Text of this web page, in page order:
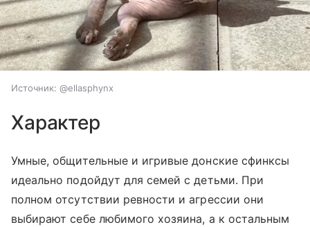
Источник: @ellasphynx
Характер
Умные, общительные и игривые донские сфинксы
идеально подойдут для семей с детьми. При
полном отсутствии ревности и агрессии они
выбирают себе любимого хозяина, а к остальным